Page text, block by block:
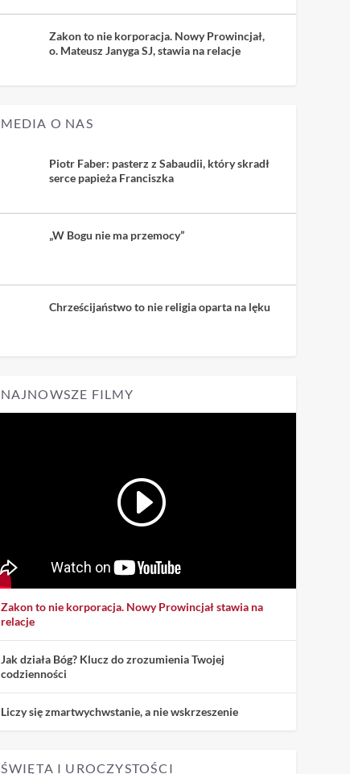
Zakon to nie korporacja. Nowy Prowincjał,
o. Mateusz Janyga SJ, stawia na relacje
MEDIA O NAS
Piotr Faber: pasterz z Sabaudii, który skradł
serce papieża Franciszka
„W Bogu nie ma przemocy”
Chrześcijaństwo to nie religia oparta na lęku
NAJNOWSZE FILMY
Zakon to nie korporacja. Nowy Prowincjał stawia na
relacje
Jak działa Bóg? Klucz do zrozumienia Twojej
codzienności
Liczy się zmartwychwstanie, a nie wskrzeszenie
ŚWIĘTA I UROCZYSTOŚCI